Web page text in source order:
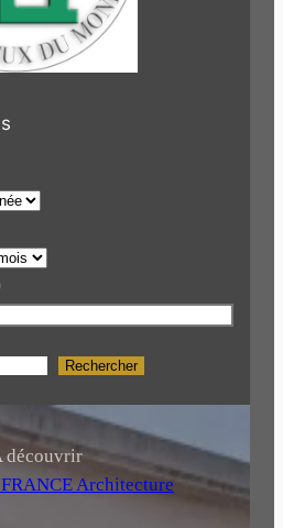
Rechercher
découvrir
Architecture